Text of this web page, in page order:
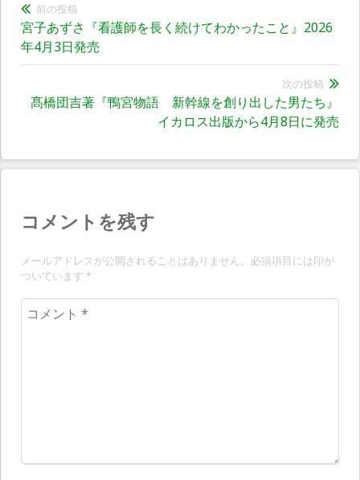
投
稿
ビ
ー
ョ
ン
前の投稿
前
の
投
宮子あずさ『看護師を長く続けてわかったこと』2026
年4月3日発売
次の投稿
稿:
髙橋団吉著『鴨宮物語 新幹線を創り出した男たち』
イカロス出版から4月8日に発売
コメントを残す
メールアドレスが公開されることはありません。必須項目には印が
ついています *
コ